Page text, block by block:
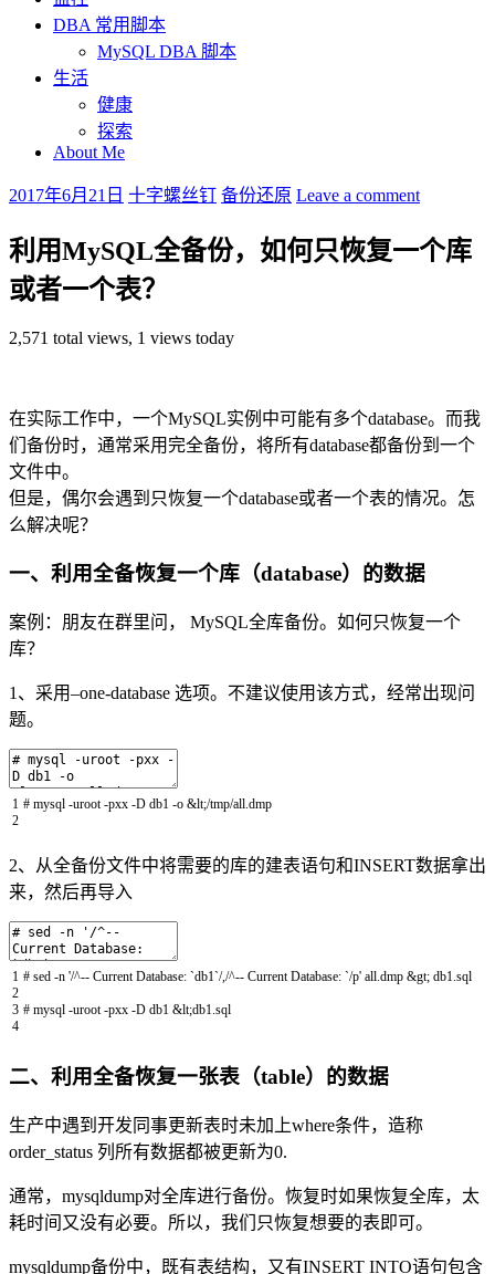
DBA 常用脚本
MySQL DBA 脚本
生活
健康
探索
About Me
2017年6月21日 十字螺丝钉 备份还原 Leave a comment
利用MySQL全备份，如何只恢复一个库
或者一个表？
2,571 total views, 1 views today
在实际工作中，一个MySQL实例中可能有多个database。而我
们备份时，通常采用完全备份，将所有database都备份到一个
文件中。
但是，偶尔会遇到只恢复一个database或者一个表的情况。怎
么解决呢？
一、利用全备恢复一个库（database）的数据
案例：朋友在群里问， MySQL全库备份。如何只恢复一个
库？
1、采用–one-database 选项。不建议使用该方式，经常出现问
题。
1
2
# mysql -uroot -pxx -D db1 -o &lt;/tmp/all.dmp
2、从全备份文件中将需要的库的建表语句和INSERT数据拿出
来，然后再导入
1
2
3
4
# sed -n '/^-- Current Database: `db1`/,/^-- Current Database: `/p' all.dmp &gt; db1.sql
# mysql -uroot -pxx -D db1 &lt;db1.sql
二、利用全备恢复一张表（table）的数据
生产中遇到开发同事更新表时未加上where条件，造称
order_status 列所有数据都被更新为0.
通常，mysqldump对全库进行备份。恢复时如果恢复全库，太
耗时间又没有必要。所以，我们只恢复想要的表即可。
mysqldump备份中，既有表结构，又有INSERT INTO语句包含